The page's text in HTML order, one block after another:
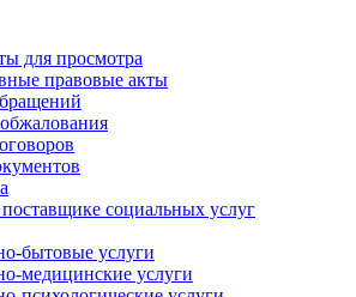
для просмотра
правовые акты
социальных услуг
бытовые услуги
медицинские услуги